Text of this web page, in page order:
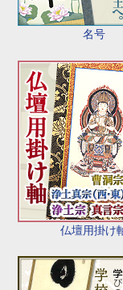
名号
仏壇用掛け